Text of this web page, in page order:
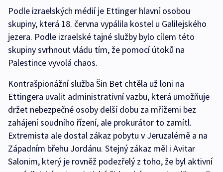
Podle izraelských médií je Ettinger hlavní osobou
skupiny, která 18. června vypálila kostel u Galilejského
jezera. Podle izraelské tajné služby bylo cílem této
skupiny svrhnout vládu tím, že pomocí útoků na
Palestince vyvolá chaos.
Kontrašpionážní služba Šin Bet chtěla už loni na
Ettingera uvalit administrativní vazbu, která umožňuje
držet nebezpečné osoby delší dobu za mřížemi bez
zahájení soudního řízení, ale prokurátor to zamítl.
Extremista ale dostal zákaz pobytu v Jeruzalémě a na
Západním břehu Jordánu. Stejný zákaz měl i Avitar
Salonim, který je rovněž podezřelý z toho, že byl aktivní